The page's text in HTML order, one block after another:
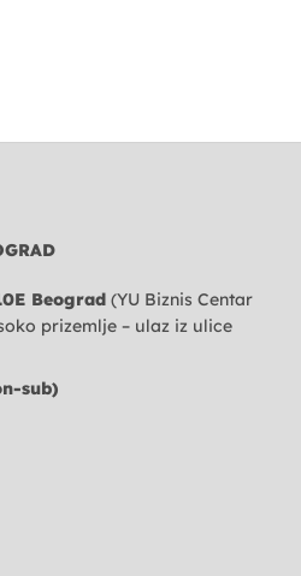
Beograd (YU Biznis Centar
prizemlje – ulaz iz ulice
sub)